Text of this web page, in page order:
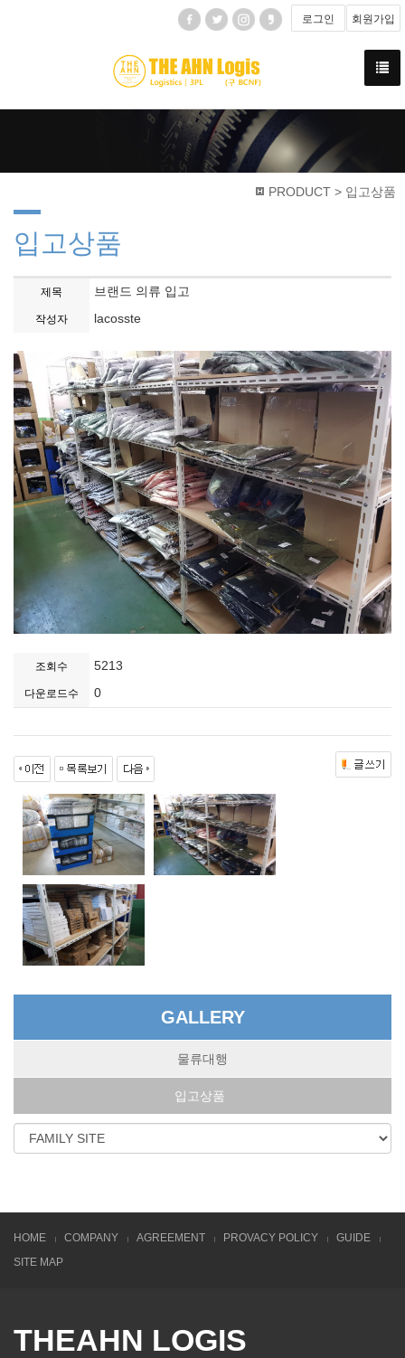
로그인 회원가입
PRODUCT > 입고상품
입고상품
제목 브랜드 의류 입고
작성자 lacosste
조회수 5213
다운로드수 0
GALLERY
물류대행
입고상품
HOME COMPANY AGREEMENT PROVACY POLICY
GUIDE
SITE MAP
THEAHN LOGIS